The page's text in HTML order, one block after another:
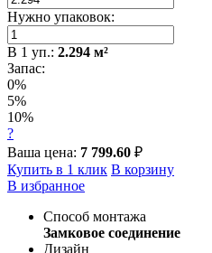
Нужно упаковок:
В 1 уп.: 2.294 м²
Запас:
0%
5%
10%
?
Ваша цена: 7 799.60 ₽
Купить в 1 клик В корзину
В избранное
Способ монтажа
Замковое соединение
Дизайн